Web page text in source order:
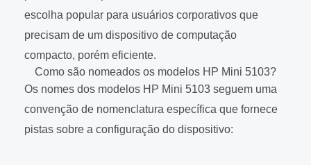
escolha popular para usuários corporativos que
precisam de um dispositivo de computação
compacto, porém eficiente.
Como são nomeados os modelos HP Mini 5103?
Os nomes dos modelos HP Mini 5103 seguem uma
convenção de nomenclatura específica que fornece
pistas sobre a configuração do dispositivo: